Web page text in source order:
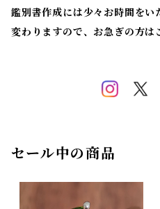
鑑別書作成には少々お時間を
変わりますので、お急ぎの方は
セール中の商品